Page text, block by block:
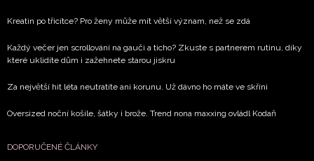
Kreatin po třicítce? Pro ženy může mít větší význam, než se zdá
Každý večer jen scrollování na gauči a ticho? Zkuste s partnerem rutinu, díky
které uklidíte dům i zažehnete starou jiskru
Za největší hit léta neutratíte ani korunu. Už dávno ho máte ve skříni
Oversized noční košile, šátky i brože. Trend nona maxxing ovládl Kodaň
DOPORUČENÉ ČLÁNKY